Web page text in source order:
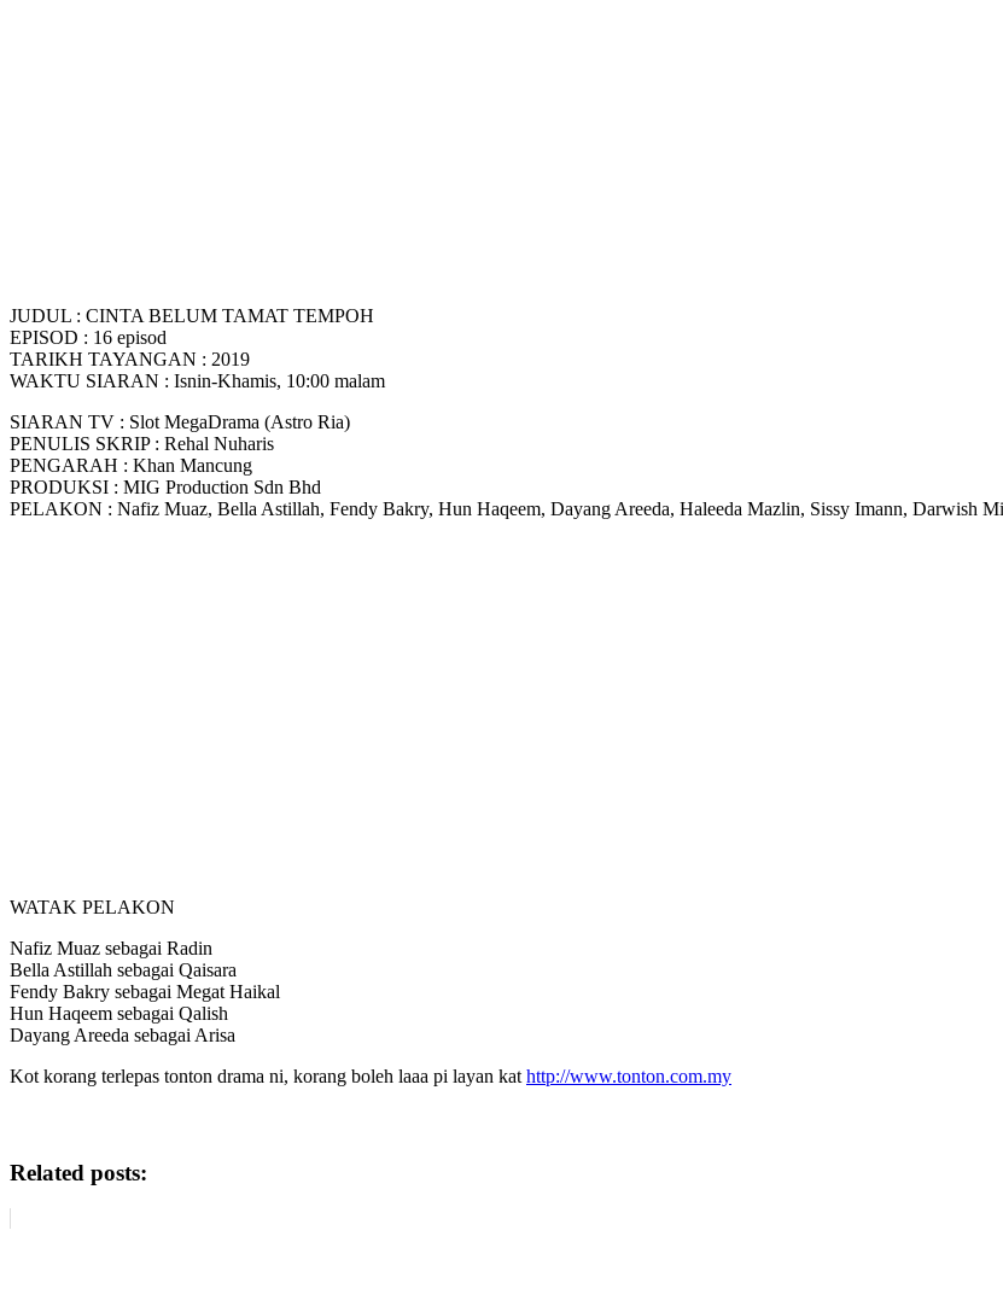
JUDUL : CINTA BELUM TAMAT TEMPOH
EPISOD : 16 episod
TARIKH TAYANGAN : 2019
WAKTU SIARAN : Isnin-Khamis, 10:00 malam
SIARAN TV : Slot MegaDrama (Astro Ria)
PENULIS SKRIP : Rehal Nuharis
PENGARAH : Khan Mancung
PRODUKSI : MIG Production Sdn Bhd
PELAKON : Nafiz Muaz, Bella Astillah, Fendy Bakry, Hun Haqeem, Dayang Areeda, Haleeda Mazlin, Sissy Imann, Darwish
WATAK PELAKON
Nafiz Muaz sebagai Radin
Bella Astillah sebagai Qaisara
Fendy Bakry sebagai Megat Haikal
Hun Haqeem sebagai Qalish
Dayang Areeda sebagai Arisa
Kot korang terlepas tonton drama ni, korang boleh laaa pi layan kat http://www.tonton.com.my
Related posts: